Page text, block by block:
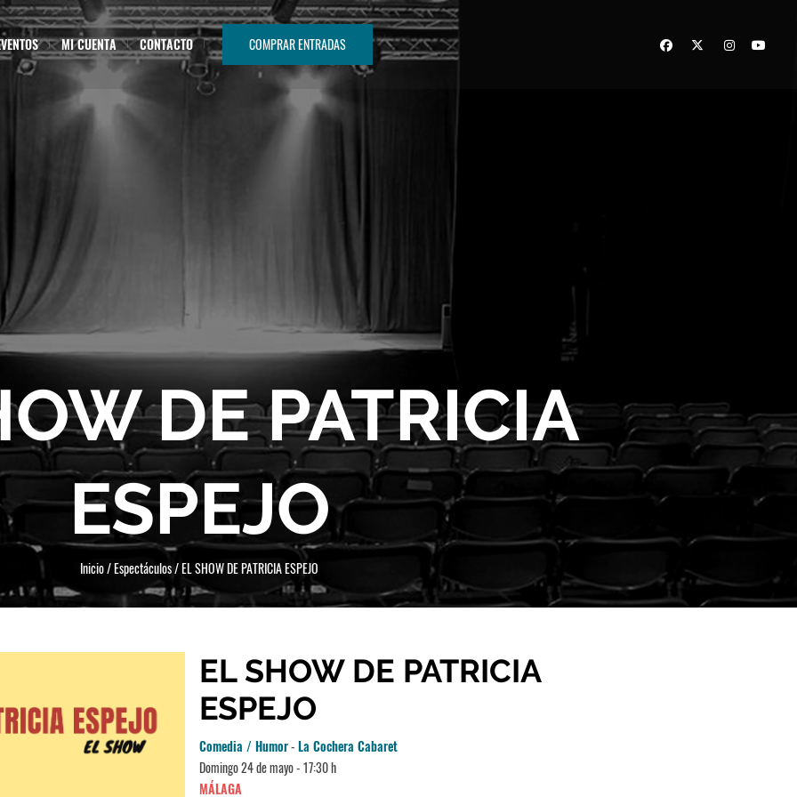
MI CUENTA CONTACTO COMPRAR ENTRADAS
DE PATRICIA
ESPEJO
Inicio/Espectáculos/EL SHOW DE PATRICIA ESPEJO
EL SHOW DE PATRICIA
ESPEJO
Comedia / Humor-La Cochera Cabaret
Domingo 24 de mayo - 17:30 h
MÁLAGA